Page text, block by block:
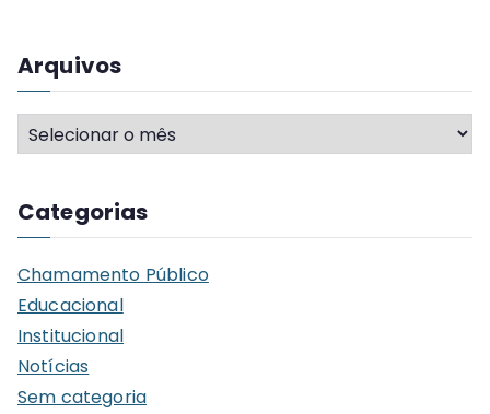
Arquivos
A
r
u
v
o
s
Categorias
Chamamento Público
Educacional
Institucional
Notícias
Sem categoria